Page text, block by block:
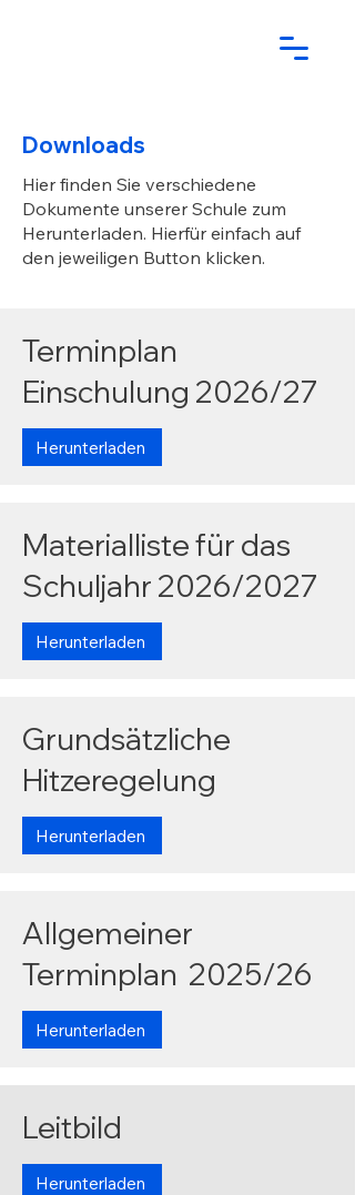
Downloads
Hier finden Sie verschiedene
Dokumente unserer Schule zum
Herunterladen. Hierfür einfach auf
den jeweiligen Button klicken.
Terminplan
Einschulung 2026/27
Herunterladen
Materialliste für das
Schuljahr 2026/2027
Herunterladen
Grundsätzliche
Hitzeregelung
Herunterladen
Allgemeiner
Terminplan 2025/26
Herunterladen
Leitbild
Herunterladen